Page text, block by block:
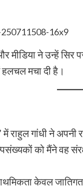
मीडिया ने उन्हें सिर
मचा दी है।
में राहुल गांधी ने
को मैंने वह
केवल जातिगत